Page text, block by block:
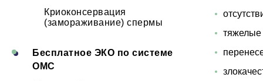
Криоконсервация
(замораживание) спермы
Бесплатное ЭКО по системе
ОМС
тяжелые